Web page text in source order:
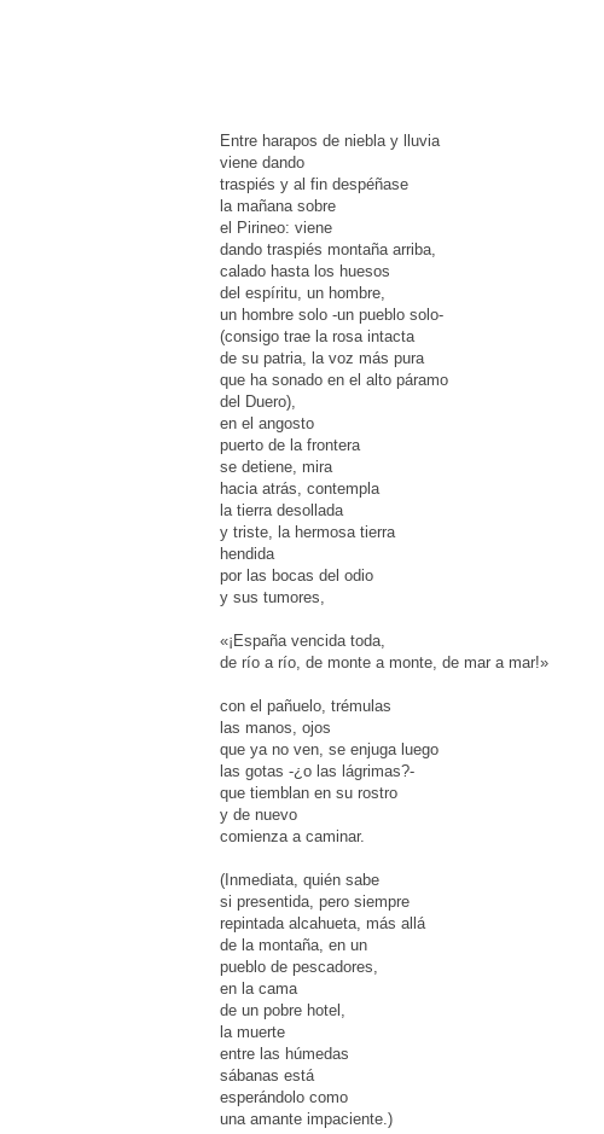
Entre harapos de niebla y lluvia
viene dando
traspiés y al fin despéñase
la mañana sobre
el Pirineo: viene
dando traspiés montaña arriba,
calado hasta los huesos
del espíritu, un hombre,
un hombre solo -un pueblo solo-
(consigo trae la rosa intacta
de su patria, la voz más pura
que ha sonado en el alto páramo
del Duero),
en el angosto
puerto de la frontera
se detiene, mira
hacia atrás, contempla
la tierra desollada
y triste, la hermosa tierra
hendida
por las bocas del odio
y sus tumores,
«¡España vencida toda,
de río a río, de monte a monte, de mar a mar!»
con el pañuelo, trémulas
las manos, ojos
que ya no ven, se enjuga luego
las gotas -¿o las lágrimas?-
que tiemblan en su rostro
y de nuevo
comienza a caminar.
(Inmediata, quién sabe
si presentida, pero siempre
repintada alcahueta, más allá
de la montaña, en un
pueblo de pescadores,
en la cama
de un pobre hotel,
la muerte
entre las húmedas
sábanas está
esperándolo como
una amante impaciente.)